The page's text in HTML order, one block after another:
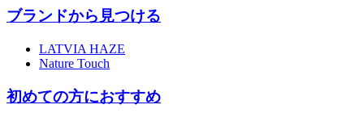
ブランドから見つける
LATVIA HAZE
Nature Touch
初めての方におすすめ